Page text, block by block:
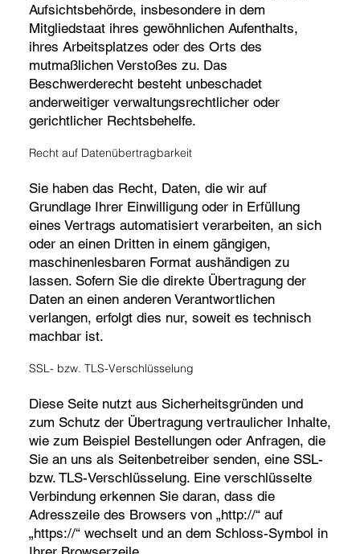
Aufsichtsbehörde, insbesondere in dem
Mitgliedstaat ihres gewöhnlichen Aufenthalts,
ihres Arbeitsplatzes oder des Orts des
mutmaßlichen Verstoßes zu. Das
Beschwerderecht besteht unbeschadet
anderweitiger verwaltungsrechtlicher oder
gerichtlicher Rechtsbehelfe.
Recht auf Datenübertragbarkeit
Sie haben das Recht, Daten, die wir auf
Grundlage Ihrer Einwilligung oder in Erfüllung
eines Vertrags automatisiert verarbeiten, an sich
oder an einen Dritten in einem gängigen,
maschinenlesbaren Format aushändigen zu
lassen. Sofern Sie die direkte Übertragung der
Daten an einen anderen Verantwortlichen
verlangen, erfolgt dies nur, soweit es technisch
machbar ist.
SSL- bzw. TLS-Verschlüsselung
Diese Seite nutzt aus Sicherheitsgründen und
zum Schutz der Übertragung vertraulicher Inhalte,
wie zum Beispiel Bestellungen oder Anfragen, die
Sie an uns als Seitenbetreiber senden, eine SSL-
bzw. TLS-Verschlüsselung. Eine verschlüsselte
Verbindung erkennen Sie daran, dass die
Adresszeile des Browsers von „http://“ auf
„https://“ wechselt und an dem Schloss-Symbol in